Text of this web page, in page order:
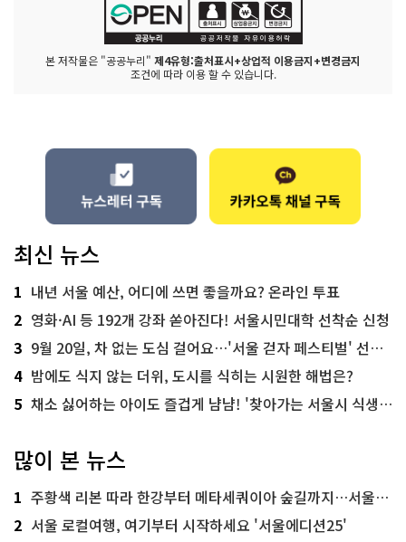
본 저작물은 "공공누리" 제4유형:출처표시+상업적 이용금지+변경금지
조건에 따라 이용 할 수 있습니다.
최신 뉴스
1 내년 서울 예산, 어디에 쓰면 좋을까요? 온라인 투표
2 영화·AI 등 192개 강좌 쏟아진다! 서울시민대학 선착순 신청
3 9월 20일, 차 없는 도심 걸어요…'서울 걷자 페스티벌' 선착순 5천명
4 밤에도 식지 않는 더위, 도시를 식히는 시원한 해법은?
5 채소 싫어하는 아이도 즐겁게 냠냠! '찾아가는 서울시 식생활 교육' 현장
많이 본 뉴스
1 주황색 리본 따라 한강부터 메타세쿼이아 숲길까지…서울둘레길 15코스
2 서울 로컬여행, 여기부터 시작하세요 '서울에디션25'